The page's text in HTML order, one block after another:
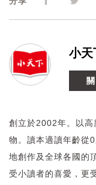
小天
創立於2002年。以高
物。讀本適讀年齡從
地創作及全球各國的
受小讀者的喜愛，更